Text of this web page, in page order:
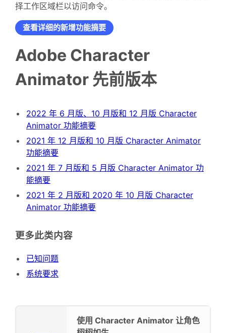
择工作区域栏以访问命令。
查看详细的新增功能摘要
Adobe Character
Animator 先前版本
2022 年 6 月版、10 月版和 12 月版 Character
Animator 功能摘要
2021 年 12 月版和 10 月版 Character Animator
功能摘要
2021 年 7 月版和 5 月版 Character Animator 功
能摘要
2021 年 2 月版和 2020 年 10 月版 Character
Animator 功能摘要
更多此类内容
已知问题
系统要求
使用 Character Animator 让角色